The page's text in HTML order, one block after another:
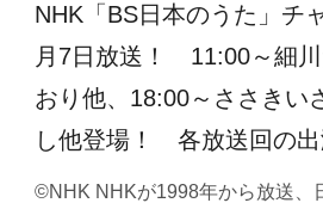
NHK「BS日本のうた」チ
月7日放送！ 11:00～細
おり他、18:00～ささきい
し他登場！ 各放送回の出
©NHK NHKが1998年から放送、